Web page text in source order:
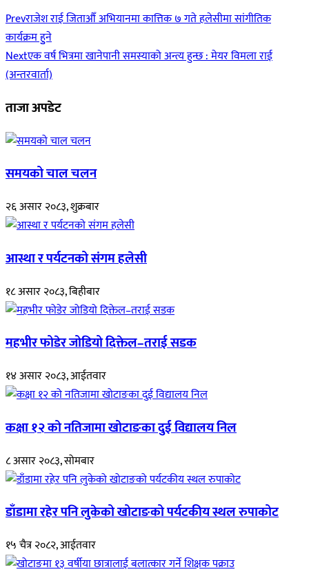
Prevराजेश राई जिताऔँ अभियानमा कात्तिक ७ गते हलेसीमा सांगीतिक
कार्यक्रम हुुने
Nextएक वर्ष भित्रमा खानेपानी समस्याको अन्त्य हुन्छ : मेयर विमला राई
(अन्तरवार्ता)
ताजा अपडेट
समयको चाल चलन
२६ असार २०८३, शुक्रबार
आस्था र पर्यटनको संगम हलेसी
१८ असार २०८३, बिहीबार
महभीर फोडेर जोडियो दिक्तेल–तराई सडक
१४ असार २०८३, आईतवार
कक्षा १२ को नतिजामा खोटाङका दुई विद्यालय निल
८ असार २०८३, सोमबार
डाँडामा रहेर पनि लुकेको खोटाङको पर्यटकीय स्थल रुपाकोट
१५ चैत्र २०८२, आईतवार